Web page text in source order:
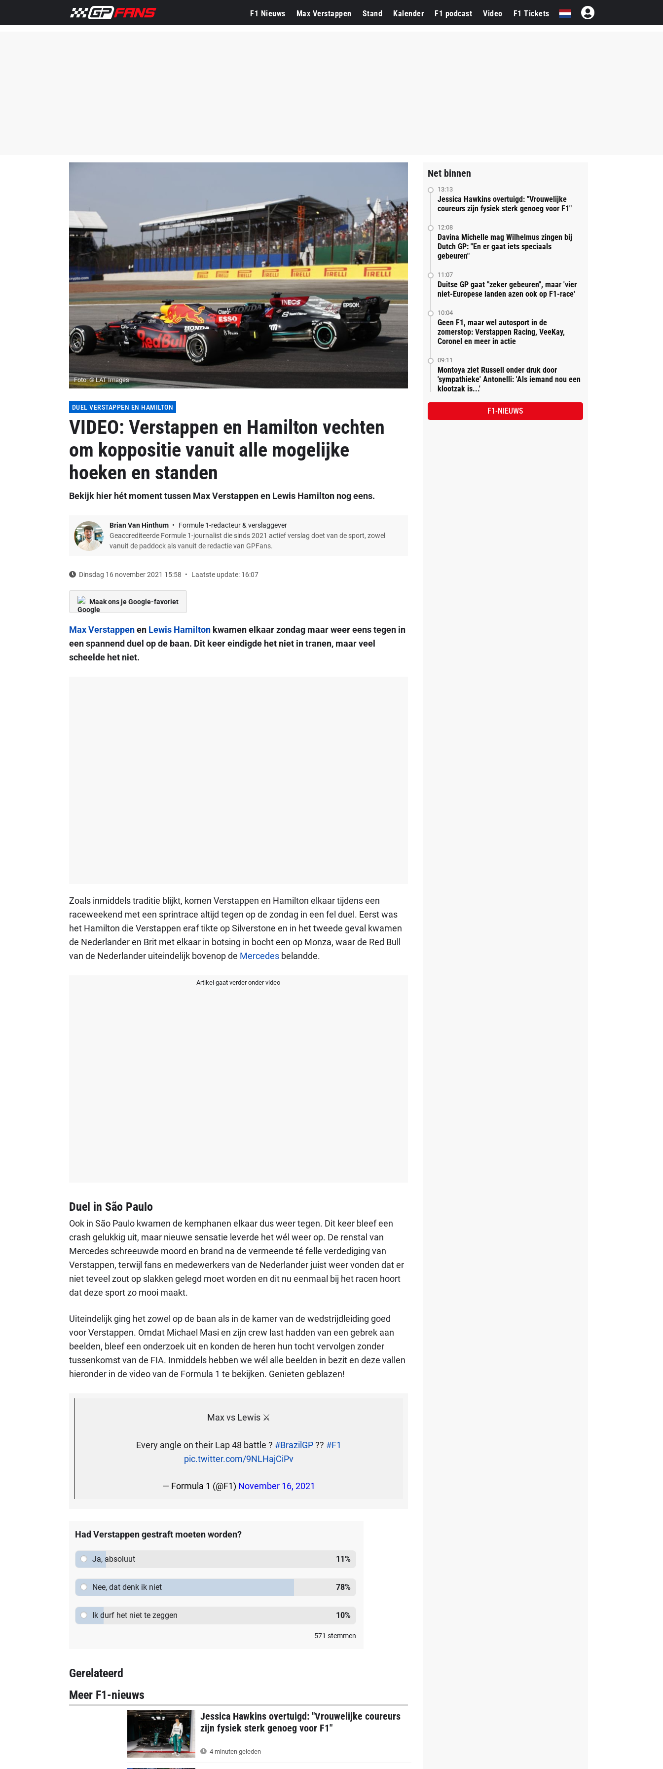
F1 Nieuws Max Verstappen Stand Kalender F1 podcast Video F1 Tickets
Foto: © LAT Images
DUEL VERSTAPPEN EN HAMILTON
VIDEO: Verstappen en Hamilton vechten
om koppositie vanuit alle mogelijke
hoeken en standen
Bekijk hier hét moment tussen Max Verstappen en Lewis Hamilton nog eens.
Brian Van Hinthum
Formule 1-redacteur & verslaggever
Geaccrediteerde Formule 1-journalist die sinds 2021 actief verslag doet van de sport, zowel
vanuit de paddock als vanuit de redactie van GPFans.
Dinsdag 16 november 2021 15:58 Laatste update: 16:07
Maak ons je Google-favoriet
Max Verstappenen Lewis Hamiltonkwamen elkaar zondag maar weer eens tegen in
een spannend duel op de baan. Dit keer eindigde het niet in tranen, maar veel
scheelde het niet.
Zoals inmiddels traditie blijkt, komen Verstappen en Hamilton elkaar tijdens een
raceweekend met een sprintrace altijd tegen op de zondag in een fel duel. Eerst was
het Hamilton die Verstappen eraf tikte op Silverstone en in het tweede geval kwamen
de Nederlander en Brit met elkaar in botsing in bocht een op Monza, waar de Red Bull
van de Nederlander uiteindelijk bovenop de Mercedesbelandde.
Artikel gaat verder onder video
Duel in São Paulo
Ook in São Paulo kwamen de kemphanen elkaar dus weer tegen. Dit keer bleef een
crash gelukkig uit, maar nieuwe sensatie leverde het wél weer op. De renstal van
Mercedes schreeuwde moord en brand na de vermeende té felle verdediging van
Verstappen, terwijl fans en medewerkers van de Nederlander juist weer vonden dat er
niet teveel zout op slakken gelegd moet worden en dit nu eenmaal bij het racen hoort
dat deze sport zo mooi maakt.
Uiteindelijk ging het zowel op de baan als in de kamer van de wedstrijdleiding goed
voor Verstappen. Omdat Michael Masi en zijn crew last hadden van een gebrek aan
beelden, bleef een onderzoek uit en konden de heren hun tocht vervolgen zonder
tussenkomst van de FIA. Inmiddels hebben we wél alle beelden in bezit en deze vallen
hieronder in de video van de Formula 1 te bekijken. Genieten geblazen!
Max vs Lewis ⚔️
Every angle on their Lap 48 battle ? #BrazilGP?? #F1
pic.twitter.com/9NLHajCiPv
— Formula 1 (@F1) November 16, 2021
Had Verstappen gestraft moeten worden?
Ja, absoluut 11%
Nee, dat denk ik niet 78%
Ik durf het niet te zeggen 10%
571 stemmen
Gerelateerd
Meer F1-nieuws
Jessica Hawkins overtuigd: "Vrouwelijke coureurs
zijn fysiek sterk genoeg voor F1"
4 minuten geleden
Net binnen
13:13
Jessica Hawkins overtuigd: "Vrouwelijke
coureurs zijn fysiek sterk genoeg voor F1"
12:08
Davina Michelle mag Wilhelmus zingen bij
Dutch GP: "En er gaat iets speciaals
gebeuren"
11:07
Duitse GP gaat "zeker gebeuren", maar 'vier
niet-Europese landen azen ook op F1-race'
10:04
Geen F1, maar wel autosport in de
zomerstop: Verstappen Racing, VeeKay,
Coronel en meer in actie
09:11
Montoya ziet Russell onder druk door
'sympathieke' Antonelli: 'Als iemand nou een
klootzak is...'
F1-NIEUWS